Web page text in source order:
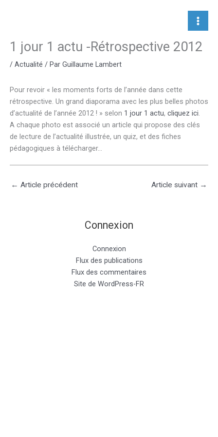
1 jour 1 actu -Rétrospective 2012
/ Actualité / Par Guillaume Lambert
Pour revoir « les moments forts de l’année dans cette
rétrospective. Un grand diaporama avec les plus belles photos
d’actualité de l’année 2012 ! » selon 1 jour 1 actu, cliquez ici.
A chaque photo est associé un article qui propose des clés
de lecture de l’actualité illustrée, un quiz, et des fiches
pédagogiques à télécharger…
← Article précédent Article suivant →
Connexion
Connexion
Flux des publications
Flux des commentaires
Site de WordPress-FR